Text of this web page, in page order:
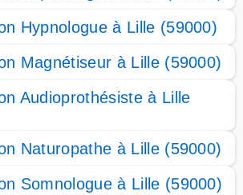
Hypnologue à Lille (59000)
Magnétiseur à Lille (59000)
Audioprothésiste à Lille
Naturopathe à Lille (59000)
Somnologue à Lille (59000)